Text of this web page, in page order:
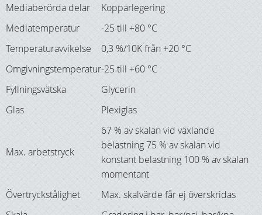
Mediaberörda delar
Kopparlegering
Mediatemperatur
-25 till +80 °C
Temperaturavvikelse
0,3 %/10K från +20 °C
Omgivningstemperatur-25 till +60 °C
Fyllningsvätska
Glycerin
Glas
Plexiglas
Max. arbetstryck
67 % av skalan vid växlande
belastning 75 % av skalan vid
konstant belastning 100 % av skalan
momentant
Övertryckstålighet
Max. skalvärde får ej överskridas